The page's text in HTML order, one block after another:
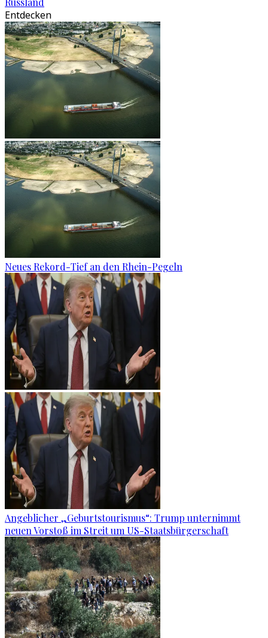
Entdecken
Neues Rekord-Tief an den Rhein-Pegeln
Angeblicher „Geburtstourismus“: Trump unternimmt
neuen Vorstoß im Streit um US-Staatsbürgerschaft